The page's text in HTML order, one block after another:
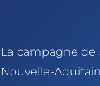
La campagne
Nouvelle-